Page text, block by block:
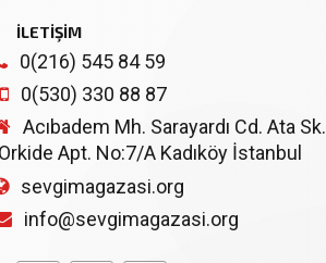
İLETİŞİM
0(216) 545 84 59
0(530) 330 88 87
Acıbadem Mh. Sarayardı Cd. Ata Sk.
Apt. No:7/A Kadıköy İstanbul
sevgimagazasi.org
info@sevgimagazasi.org